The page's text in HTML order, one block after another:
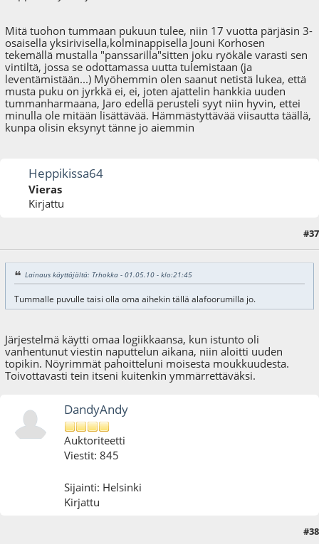
Mitä tuohon tummaan pukuun tulee, niin 17 vuotta pärjäsin 3-
osaisella yksirivisella,kolminappisella Jouni Korhosen
tekemällä mustalla "panssarilla"sitten joku ryökäle varasti sen
vintiltä, jossa se odottamassa uutta tulemistaan (ja
leventämistään...) Myöhemmin olen saanut netistä lukea, että
musta puku on jyrkkä ei, ei, joten ajattelin hankkia uuden
tummanharmaana, Jaro edellä perusteli syyt niin hyvin, ettei
minulla ole mitään lisättävää. Hämmästyttävää viisautta täällä,
kunpa olisin eksynyt tänne jo aiemmin
Heppikissa64
Vieras
Kirjattu
#37
Lainaus käyttäjältä: Trhokka - 01.05.10 - klo:21:45
Tummalle puvulle taisi olla oma aihekin tällä alafoorumilla jo.
Järjestelmä käytti omaa logiikkaansa, kun istunto oli
vanhentunut viestin naputtelun aikana, niin aloitti uuden
topikin. Nöyrimmät pahoitteluni moisesta moukkuudesta.
Toivottavasti tein itseni kuitenkin ymmärrettäväksi.
DandyAndy
Auktoriteetti
Viestit: 845
Sijainti: Helsinki
Kirjattu
#38